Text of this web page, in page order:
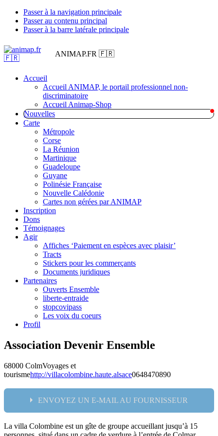
Passer à la navigation principale
Passer au contenu principal
Passer à la barre latérale principale
ANIMAP.FR 🇫🇷
Accueil
Accueil ANIMAP, le portail professionnel non-
discriminatoire
Accueil Animap-Shop
Nouvelles
Carte
Métropole
Corse
La Réunion
Martinique
Guadeloupe
Guyane
Polinésie Française
Nouvelle Calédonie
Cartes non gérées par ANIMAP
Inscription
Dons
Témoignages
Agir
Affiches ‘Paiement en espèces avec plaisir’
Tracts
Stickers pour les commerçants
Documents juridiques
Partenaires
Ouverts Ensemble
liberte-entraide
stopcovipass
Les voix du coeurs
Profil
Association Devenir Ensemble
68000 ColmVoyages et
tourismehttp://villacolombine.haute.alsace0648470890
ENVOYEZ UN E-MAIL AU FOURNISSEUR
Nom:
La villa Colombine est un gîte de groupe accueillant jusqu’à 15